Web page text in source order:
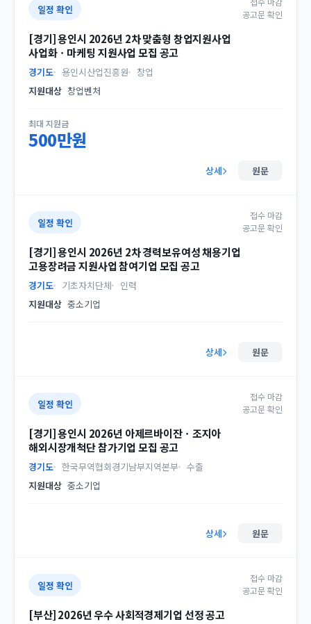
일정 확인
[경기] 용인시 2026년 2차 맞춤형 창업지원사업
사업화ㆍ마케팅 지원사업 모집 공고
경기도 용인시산업진흥원
창업
지원대상 창업벤처
최대 지원금
500만원
공고문 확인
상세 원문
일정 확인
[경기] 용인시 2026년 2차 경력보유여성 채용기업
고용장려금 지원사업 참여기업 모집 공고
경기도 기초자치단체
인력
지원대상 중소기업
접수 마감
공고문 확인
상세 원문
일정 확인
[경기] 용인시 2026년 아제르바이잔ㆍ조지아
해외시장개척단 참가기업 모집 공고
경기도 한국무역협회경기남부지역본부
수출
지원대상 중소기업
접수 마감
공고문 확인
상세 원문
일정 확인
[부산] 2026년 우수 사회적경제기업 선정 공고
접수 마감
공고문 확인